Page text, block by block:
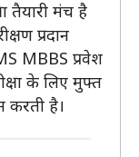
तैयारी मंच है
प्रदान
MBBS प्रवेश
के लिए मुफ्त
करती है।